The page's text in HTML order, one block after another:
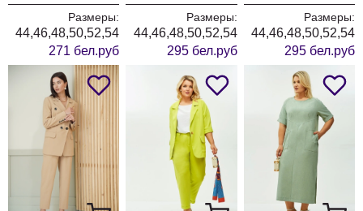
Размеры:
44,46,48,50,52,54
271 бел.руб
Размеры:
44,46,48,50,52,54
295 бел.руб
Размеры:
44,46,48,50,52,54
295 бел.руб